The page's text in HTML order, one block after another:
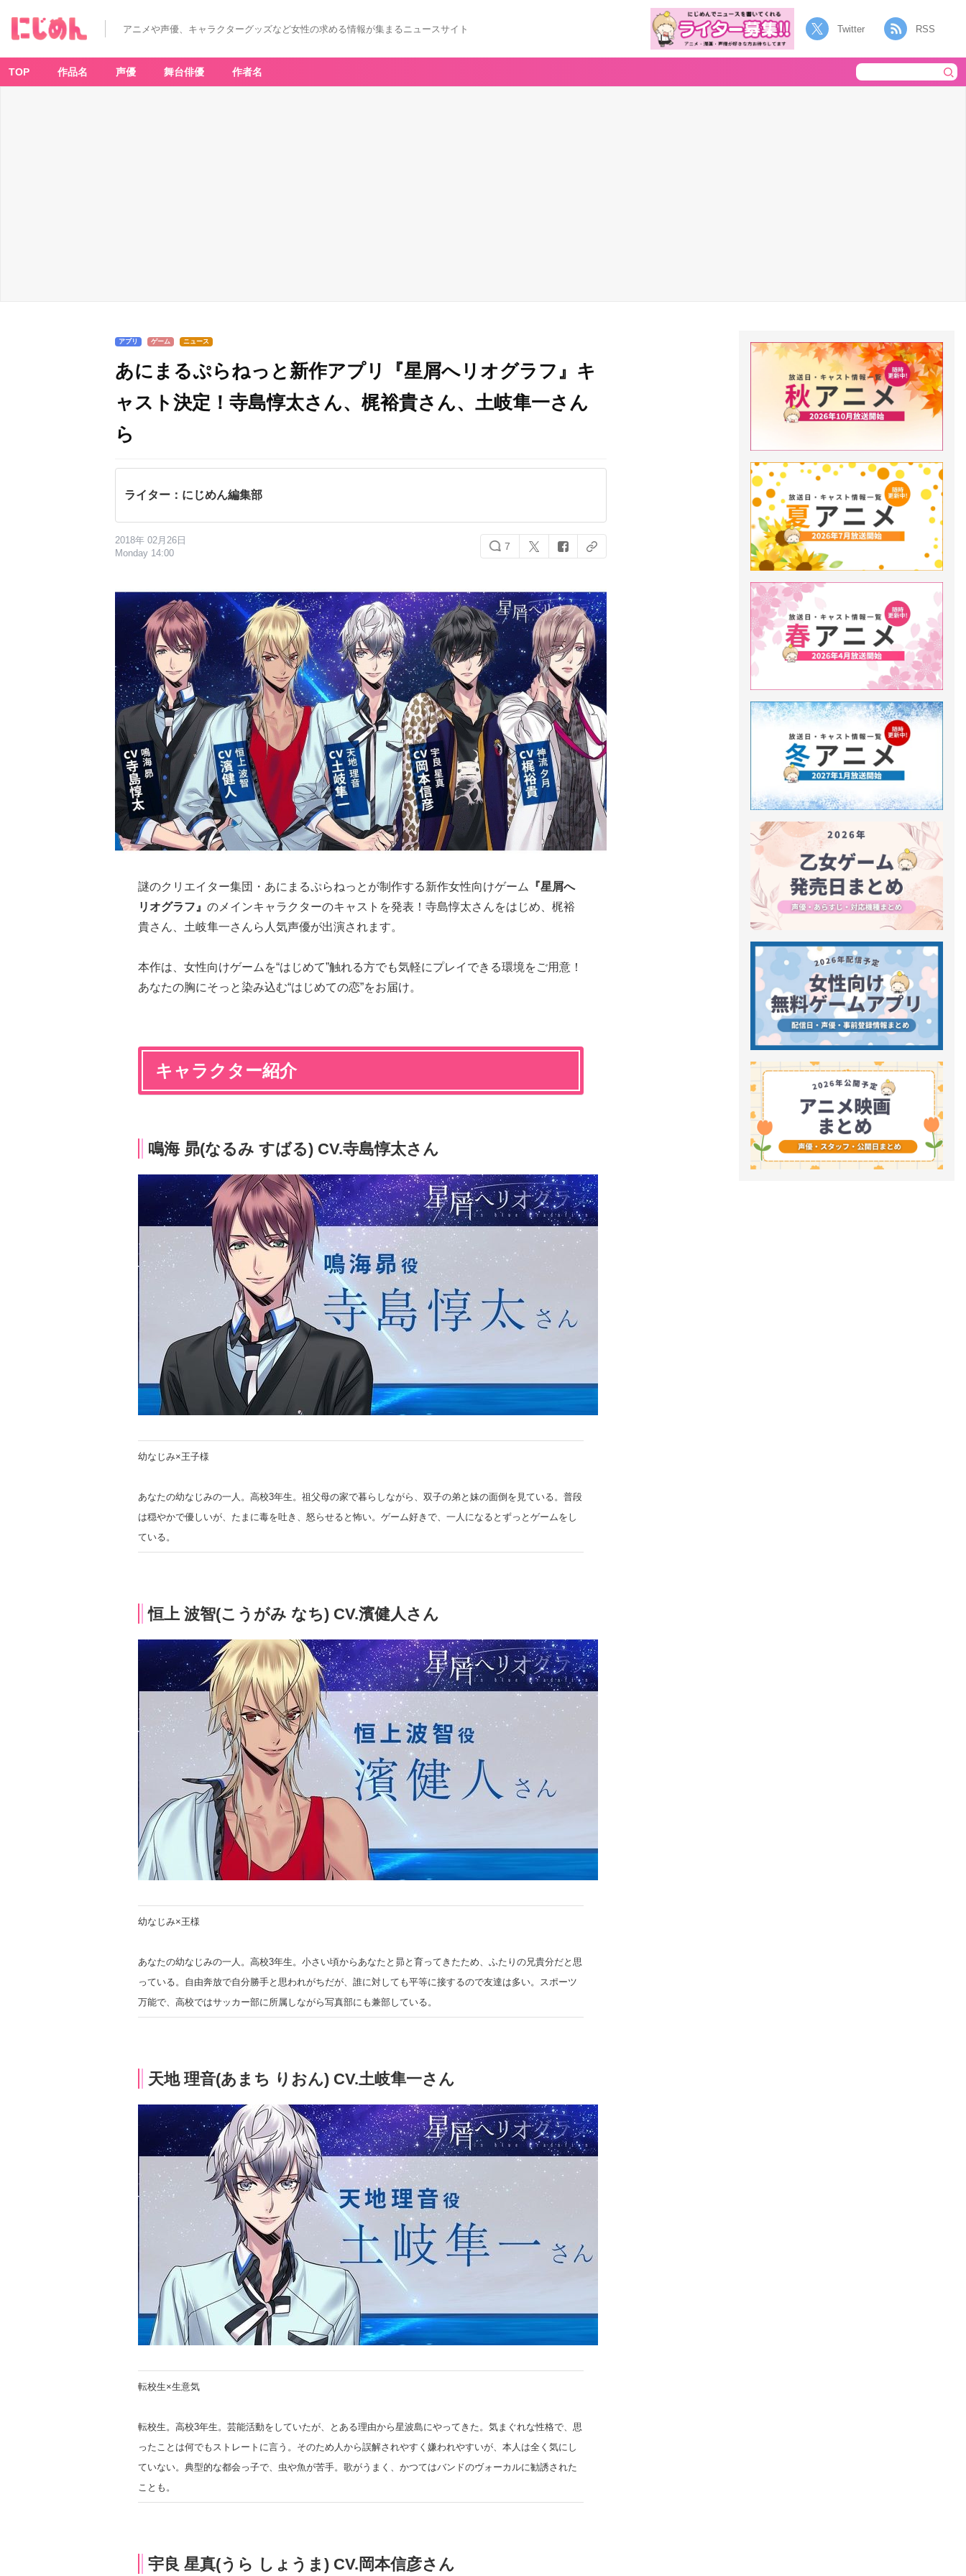
アニメや声優、キャラクターグッズなど女性の求める情報が集まるニュースサイト Twitter RSS
TOP 作品名 声優 舞台俳優 作者名
アプリ ゲーム ニュース
あにまるぷらねっと新作アプリ『星屑へリオグラフ』キ
ャスト決定！寺島惇太さん、梶裕貴さん、土岐隼一さん
ら
ライター：にじめん編集部
2018年 02月26日
Monday 14:00
7
謎のクリエイター集団・あにまるぷらねっとが制作する新作女性向けゲーム
『星屑へ
リオグラフ』 のメインキャラクターのキャストを発表！寺島惇太さんをはじめ、梶裕
貴さん、土岐隼一さんら人気声優が出演されます。
本作は、女性向けゲームを“はじめて”触れる方でも気軽にプレイできる環境をご用意！
あなたの胸にそっと染み込む“はじめての恋”をお届け。
キャラクター紹介
鳴海 昴(なるみ すばる) CV.寺島惇太さん
幼なじみ×王子様
あなたの幼なじみの一人。高校3年生。祖父母の家で暮らしながら、双子の弟と妹の面倒を見ている。普段
は穏やかで優しいが、たまに毒を吐き、怒らせると怖い。ゲーム好きで、一人になるとずっとゲームをし
ている。
恒上 波智(こうがみ なち) CV.濱健人さん
幼なじみ×王様
あなたの幼なじみの一人。高校3年生。小さい頃からあなたと昴と育ってきたため、ふたりの兄貴分だと思
っている。自由奔放で自分勝手と思われがちだが、誰に対しても平等に接するので友達は多い。スポーツ
万能で、高校ではサッカー部に所属しながら写真部にも兼部している。
天地 理音(あまち りおん) CV.土岐隼一さん
転校生×生意気
転校生。高校3年生。芸能活動をしていたが、とある理由から星波島にやってきた。気まぐれな性格で、思
ったことは何でもストレートに言う。そのため人から誤解されやすく嫌われやすいが、本人は全く気にし
ていない。典型的な都会っ子で、虫や魚が苦手。歌がうまく、かつてはバンドのヴォーカルに勧誘された
ことも。
宇良 星真(うら しょうま) CV.岡本信彦さん